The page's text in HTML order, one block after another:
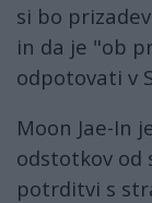
si bo
in da je "ob
odpotovati v
Moon Jae-In
odstotkov od
potrditvi s